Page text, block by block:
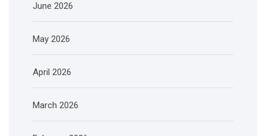
June 2026
May 2026
April 2026
March 2026